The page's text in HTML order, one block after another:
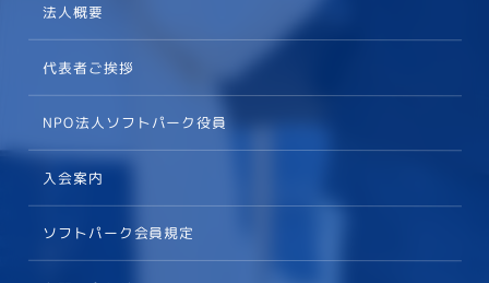
法人概要
代表者ご挨拶
NPO法人ソフトパーク役員
入会案内
ソフトパーク会員規定